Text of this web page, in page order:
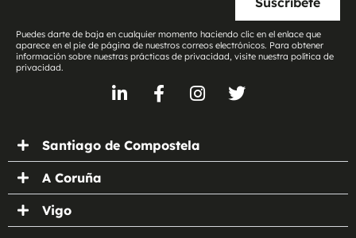
Puedes darte de baja en cualquier momento haciendo clic en el enlace que
aparece en el pie de página de nuestros correos electrónicos. Para obtener
información sobre nuestras prácticas de privacidad, visite nuestra política de
privacidad.
Santiago de Compostela
A Coruña
Vigo